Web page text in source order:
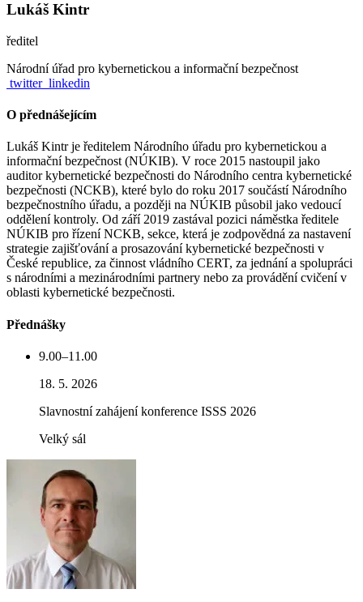
Lukáš Kintr
ředitel
Národní úřad pro kybernetickou a informační bezpečnost
twitter linkedin
O přednášejícím
Lukáš Kintr je ředitelem Národního úřadu pro kybernetickou a
informační bezpečnost (NÚKIB). V roce 2015 nastoupil jako
auditor kybernetické bezpečnosti do Národního centra kybernetické
bezpečnosti (NCKB), které bylo do roku 2017 součástí Národního
bezpečnostního úřadu, a později na NÚKIB působil jako vedoucí
oddělení kontroly. Od září 2019 zastával pozici náměstka ředitele
NÚKIB pro řízení NCKB, sekce, která je zodpovědná za nastavení
strategie zajišťování a prosazování kybernetické bezpečnosti v
České republice, za činnost vládního CERT, za jednání a spolupráci
s národními a mezinárodními partnery nebo za provádění cvičení v
oblasti kybernetické bezpečnosti.
Přednášky
9.00–11.00
18. 5. 2026
Slavnostní zahájení konference ISSS 2026
Velký sál